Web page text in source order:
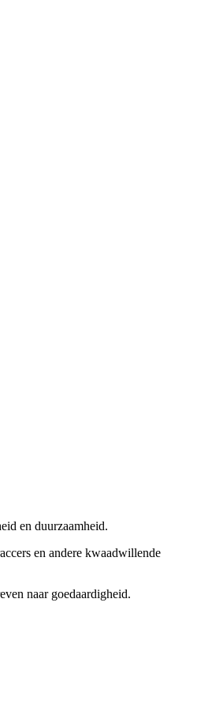
en duurzaamheid.
en andere kwaadwillende
naar goedaardigheid.